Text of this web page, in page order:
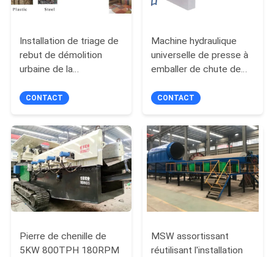
POLITIQUE
CONFIDENTIALITÉ
Installation de triage de
rebut de démolition
urbaine de la
de ville
CONTACT
Machine hydraulique
universelle de presse à
emballer de chute de
CONTACT
Pierre de chenille de
5KW 800TPH 180RPM
MSW assortissant
réutilisant l'installation